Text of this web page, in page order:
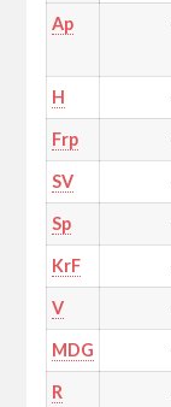
Ap
H
Frp
SV
Sp
KrF
V
MDG
R